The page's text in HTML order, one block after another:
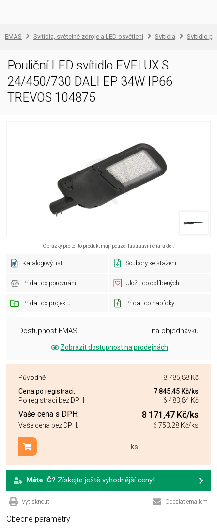
EMAS Svítidla, světelné zdroje a LED osvětlení Svítidla Svítidlo
Pouliční LED svítidlo EVELUX S
24/450/730 DALI EP 34W IP66
TREVOS 104875
Obrázky pro tento produkt mají pouze ilustrativní charakter.
Katalogový list Soubory ke stažení
Přidat do porovnání Uložit do oblíbených
Přidat do projektu Přidat do nabídky
Dostupnost EMAS: na objednávku
Zobrazit dostupnost na prodejnách
Původně:
8 785,88 Kč
Cena po registraci: 7 845,45 Kč/ks
Po registraci bez DPH:
6 483,84 Kč
Vaše cena s DPH: 8 171,47 Kč/ks
Vaše cena bez DPH: 6 753,28 Kč/ks
ks
Přidat do košíku
Máte IČ? Získejte ještě výhodnější ceny!
Vytisknout Odeslat emailem
Obecné parametry